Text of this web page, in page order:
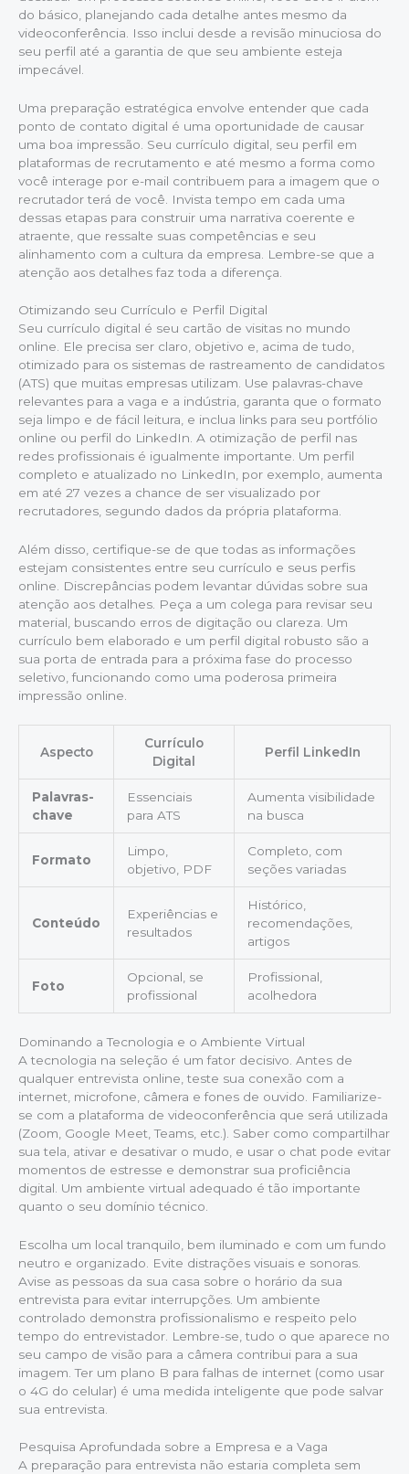
do básico, planejando cada detalhe antes mesmo da
videoconferência. Isso inclui desde a revisão minuciosa do
seu perfil até a garantia de que seu ambiente esteja
impecável.
Uma preparação estratégica envolve entender que cada
ponto de contato digital é uma oportunidade de causar
uma boa impressão. Seu currículo digital, seu perfil em
plataformas de recrutamento e até mesmo a forma como
você interage por e-mail contribuem para a imagem que o
recrutador terá de você. Invista tempo em cada uma
dessas etapas para construir uma narrativa coerente e
atraente, que ressalte suas competências e seu
alinhamento com a cultura da empresa. Lembre-se que a
atenção aos detalhes faz toda a diferença.
Otimizando seu Currículo e Perfil Digital
Seu currículo digital é seu cartão de visitas no mundo
online. Ele precisa ser claro, objetivo e, acima de tudo,
otimizado para os sistemas de rastreamento de candidatos
(ATS) que muitas empresas utilizam. Use palavras-chave
relevantes para a vaga e a indústria, garanta que o formato
seja limpo e de fácil leitura, e inclua links para seu portfólio
online ou perfil do LinkedIn. A otimização de perfil nas
redes profissionais é igualmente importante. Um perfil
completo e atualizado no LinkedIn, por exemplo, aumenta
em até 27 vezes a chance de ser visualizado por
recrutadores, segundo dados da própria plataforma.
Além disso, certifique-se de que todas as informações
estejam consistentes entre seu currículo e seus perfis
online. Discrepâncias podem levantar dúvidas sobre sua
atenção aos detalhes. Peça a um colega para revisar seu
material, buscando erros de digitação ou clareza. Um
currículo bem elaborado e um perfil digital robusto são a
sua porta de entrada para a próxima fase do processo
seletivo, funcionando como uma poderosa primeira
impressão online.
Aspecto
Currículo
Digital
Perfil LinkedIn
Palavras-
chave
Essenciais
para ATS
Aumenta visibilidade
na busca
Formato
Limpo,
objetivo, PDF
Completo, com
seções variadas
Conteúdo
Experiências e
resultados
Histórico,
recomendações,
artigos
Foto
Opcional, se
profissional
Profissional,
acolhedora
Dominando a Tecnologia e o Ambiente Virtual
A tecnologia na seleção é um fator decisivo. Antes de
qualquer entrevista online, teste sua conexão com a
internet, microfone, câmera e fones de ouvido. Familiarize-
se com a plataforma de videoconferência que será utilizada
(Zoom, Google Meet, Teams, etc.). Saber como compartilhar
sua tela, ativar e desativar o mudo, e usar o chat pode evitar
momentos de estresse e demonstrar sua proficiência
digital. Um ambiente virtual adequado é tão importante
quanto o seu domínio técnico.
Escolha um local tranquilo, bem iluminado e com um fundo
neutro e organizado. Evite distrações visuais e sonoras.
Avise as pessoas da sua casa sobre o horário da sua
entrevista para evitar interrupções. Um ambiente
controlado demonstra profissionalismo e respeito pelo
tempo do entrevistador. Lembre-se, tudo o que aparece no
seu campo de visão para a câmera contribui para a sua
imagem. Ter um plano B para falhas de internet (como usar
o 4G do celular) é uma medida inteligente que pode salvar
sua entrevista.
Pesquisa Aprofundada sobre a Empresa e a Vaga
A preparação para entrevista não estaria completa sem